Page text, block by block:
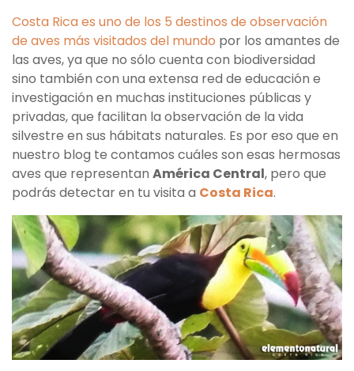
Costa Rica es uno de los 5 destinos de observación
de aves más visitados del mundo por los amantes de
las aves, ya que no sólo cuenta con biodiversidad
sino también con una extensa red de educación e
investigación en muchas instituciones públicas y
privadas, que facilitan la observación de la vida
silvestre en sus hábitats naturales. Es por eso que en
nuestro blog te contamos cuáles son esas hermosas
aves que representan América Central, pero que
podrás detectar en tu visita a Costa Rica.